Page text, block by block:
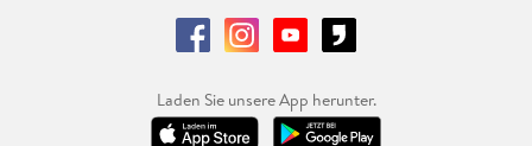
Laden Sie unsere App herunter.